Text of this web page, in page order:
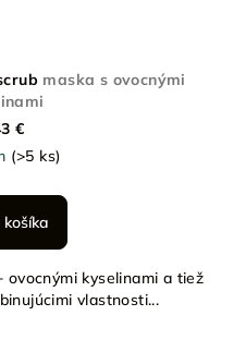
maska s ovocnými
€
(>5 ks)
košíka
ovocnými kyselinami a tiež
vlastnosti...